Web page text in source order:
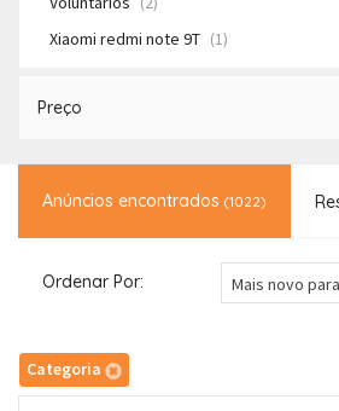
Xiaomi redmi note 9T (1)
Preço
Anúncios encontrados (1022)
Ordenar Por: Mais novo
Categoria